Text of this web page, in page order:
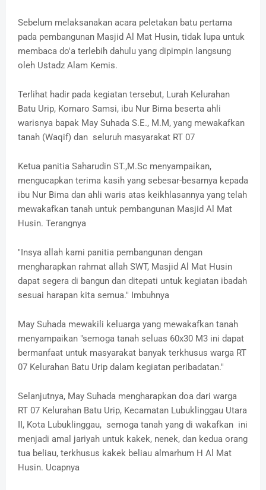
Sebelum melaksanakan acara peletakan batu pertama
pada pembangunan Masjid Al Mat Husin, tidak lupa untuk
membaca do'a terlebih dahulu yang dipimpin langsung
oleh Ustadz Alam Kemis.
Terlihat hadir pada kegiatan tersebut, Lurah Kelurahan
Batu Urip, Komaro Samsi, ibu Nur Bima beserta ahli
warisnya bapak May Suhada S.E., M.M, yang mewakafkan
tanah (Waqif) dan seluruh masyarakat RT 07
Ketua panitia Saharudin ST.,M.Sc menyampaikan,
mengucapkan terima kasih yang sebesar-besarnya kepada
ibu Nur Bima dan ahli waris atas keikhlasannya yang telah
mewakafkan tanah untuk pembangunan Masjid Al Mat
Husin. Terangnya
"Insya allah kami panitia pembangunan dengan
mengharapkan rahmat allah SWT, Masjid Al Mat Husin
dapat segera di bangun dan ditepati untuk kegiatan ibadah
sesuai harapan kita semua." Imbuhnya
May Suhada mewakili keluarga yang mewakafkan tanah
menyampaikan "semoga tanah seluas 60x30 M3 ini dapat
bermanfaat untuk masyarakat banyak terkhusus warga RT
07 Kelurahan Batu Urip dalam kegiatan peribadatan."
Selanjutnya, May Suhada mengharapkan doa dari warga
RT 07 Kelurahan Batu Urip, Kecamatan Lubuklinggau Utara
II, Kota Lubuklinggau, semoga tanah yang di wakafkan ini
menjadi amal jariyah untuk kakek, nenek, dan kedua orang
tua beliau, terkhusus kakek beliau almarhum H Al Mat
Husin. Ucapnya